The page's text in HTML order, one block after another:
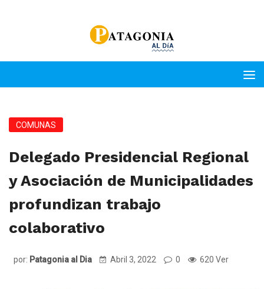
COMUNAS
Delegado Presidencial Regional
y Asociación de Municipalidades
profundizan trabajo
colaborativo
por: Patagonia al Dia Abril 3, 2022 0 620 Ver